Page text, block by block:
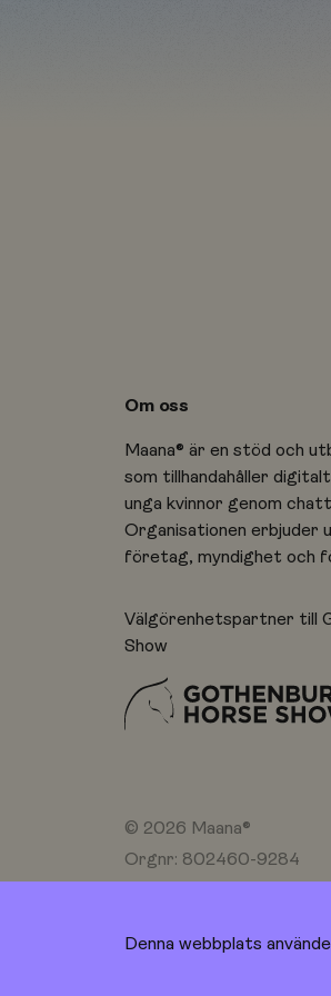
Denna webbplats
Om oss
Maana® är en stöd och
som tillhandahåller
unga kvinnor genom
Organisationen erbjuder
företag, myndighet och
Välgörenhetspartner till
Show
© 2026 Maana®
Orgnr: 802460-9284